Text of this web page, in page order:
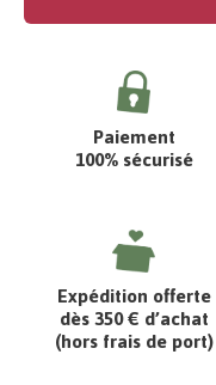
Paiement
100% sécurisé
Expédition offerte
dès 350 € d’achat
(hors frais de port)